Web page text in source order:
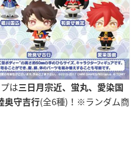
は三日月宗近、蛍丸、愛染国
奥守吉行(全6種)！※ランダム商